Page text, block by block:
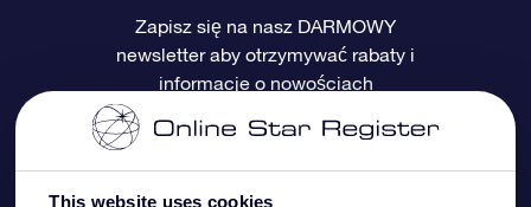
This website uses cookies
Recenzje
Karta podarunkowa OSR
Prezenty firmowe
Sprsonalizowana Strona Gwiazdy
One Million Stars
Gwieździsty Wygaszacz Ekranu OSR
Metody płatności
Dostawa
Polityka zwrotów
Zapisz się na nasz DARMOWY
newsletter aby otrzymywać rabaty i
informacje o nowościach